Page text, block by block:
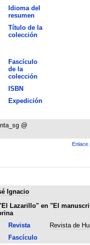
Idioma del
resumen
Título de la
colección
Fascículo
de la
colección
ISBN
Expedición
@
Enlace
Ignacio
Lazarillo" en "El
Revista
Revista de
Fascículo